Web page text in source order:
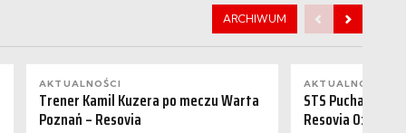
ARCHIWUM
AKTUALNOŚCI
Trener Kamil Kuzera po meczu Warta
Poznań – Resovia
AKTUALNOŚCI
STS Puchar
Resovia 0:1